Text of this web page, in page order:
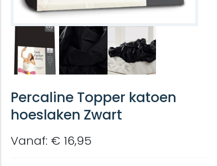
Percaline Topper katoen
hoeslaken Zwart
Vanaf: € 16,95